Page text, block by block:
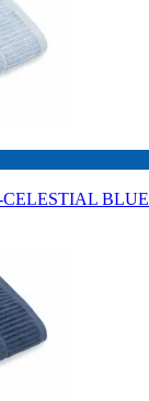
CELESTIAL BLUE